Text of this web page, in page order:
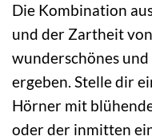
Die Kombination
und der Zartheit
wunderschönes
ergeben. Stelle dir
Hörner mit
oder der inmitten